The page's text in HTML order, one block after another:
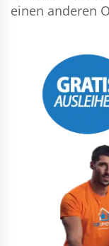
einen anderen